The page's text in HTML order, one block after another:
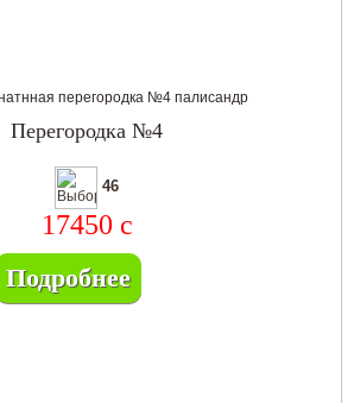
Перегородка №4
46
17450 c
Подробнее